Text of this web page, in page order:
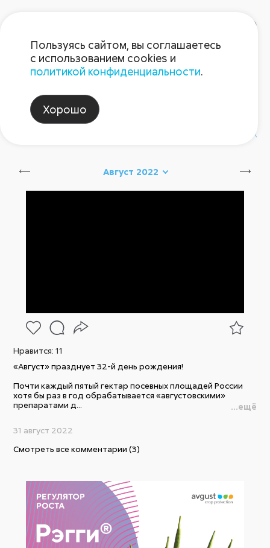
Блог Августа
Август 2022
Нравится:11
«Август» празднует 32-й день рождения!
Почти каждый пятый гектар посевных площадей России
хотя бы раз в год обрабатывается «августовскими»
препаратами д...
...ещё
31 август 2022
Смотреть все комментарии (3)
Пользуясь сайтом, вы соглашаетесь
с использованием cookies и
политикой конфиденциальности.
Хорошо